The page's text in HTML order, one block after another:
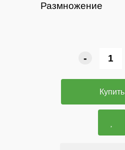
Размножение
-
Купить